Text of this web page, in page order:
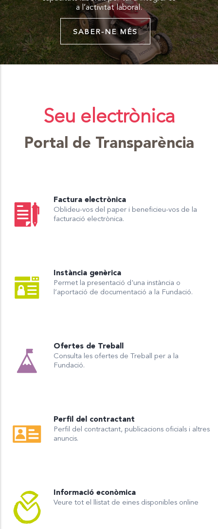
a l’activitat laboral.
SABER-NE MÉS
Seu electrònica
Portal de Transparència
Factura electrònica
Oblideu-vos del paper i beneficieu-vos de la
facturació electrònica.
Instància genèrica
Permet la presentació d'una instància o
l’aportació de documentació a la Fundació.
Ofertes de Treball
Consulta les ofertes de Treball per a la
Fundació.
Perfil del contractant
Perfil del contractant, publicacions oficials i altres
anuncis.
Informació econòmica
Veure tot el llistat de eines disponibles online